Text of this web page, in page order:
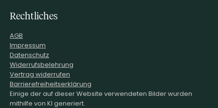
Rechtliches
AGB
Impressum
Datenschutz
Widerrufsbelehrung
Vertrag widerrufen
Barrierefreiheitserklärung
Einige der auf dieser Website verwendeten Bilder wurden
mithilfe von KI generiert.